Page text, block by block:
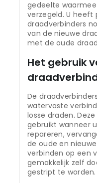
gedeelte
verzegeld. U
draadverbinders
van de nieuwe
met de oude
Het gebruik
De
watervaste
losse draden.
gebruikt wanneer
repareren,
de oude en
verbinden op een
gemakkelijk zelf
gestript te worden.